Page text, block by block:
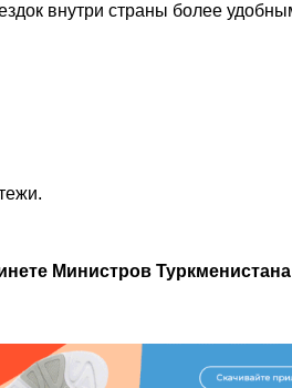
внутри страны более
Министров Туркменистана